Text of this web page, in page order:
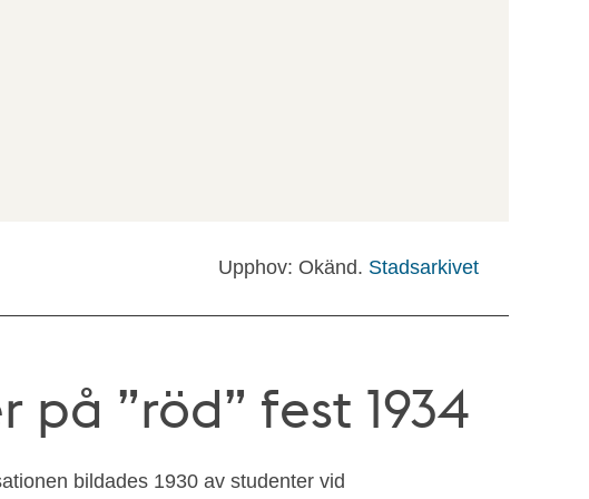
Upphov: Okänd. Stadsarkivet
på ”röd” fest 1934
bildades 1930 av studenter vid